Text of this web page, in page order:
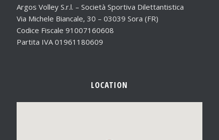
Argos Volley S.r.l. – Società Sportiva Dilettantistica
Via Michele Biancale, 30 – 03039 Sora (FR)
Codice Fiscale 91007160608
Partita IVA 01961180609
LOCATION